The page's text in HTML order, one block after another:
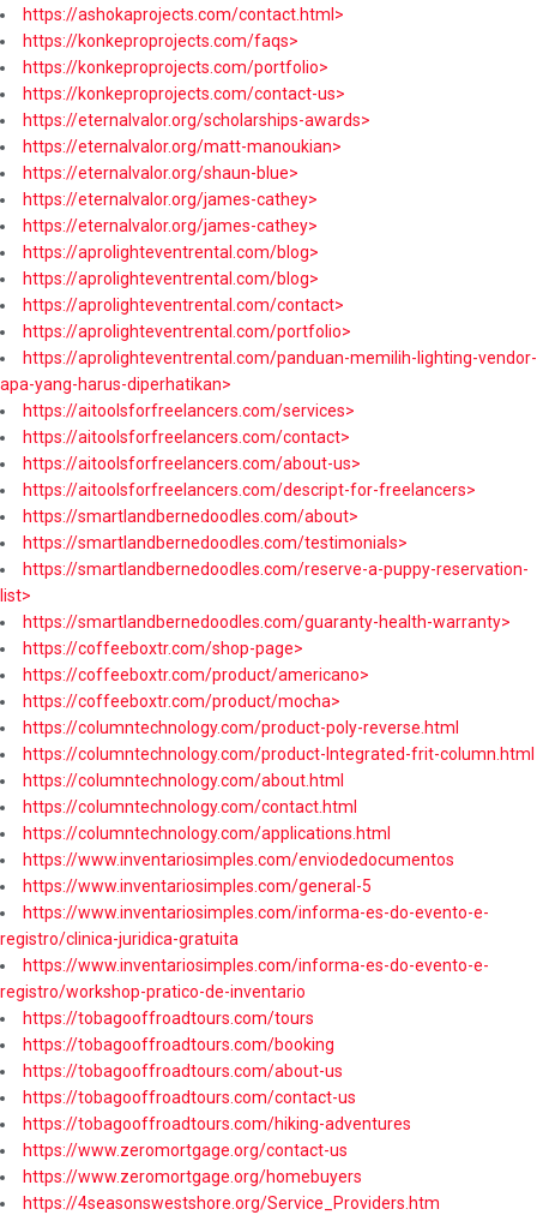
https://ashokaprojects.com/contact.html>
https://konkeproprojects.com/faqs>
https://konkeproprojects.com/portfolio>
https://konkeproprojects.com/contact-us>
https://eternalvalor.org/scholarships-awards>
https://eternalvalor.org/matt-manoukian>
https://eternalvalor.org/shaun-blue>
https://eternalvalor.org/james-cathey>
https://eternalvalor.org/james-cathey>
https://aprolighteventrental.com/blog>
https://aprolighteventrental.com/blog>
https://aprolighteventrental.com/contact>
https://aprolighteventrental.com/portfolio>
https://aprolighteventrental.com/panduan-memilih-lighting-vendor-
apa-yang-harus-diperhatikan>
https://aitoolsforfreelancers.com/services>
https://aitoolsforfreelancers.com/contact>
https://aitoolsforfreelancers.com/about-us>
https://aitoolsforfreelancers.com/descript-for-freelancers>
https://smartlandbernedoodles.com/about>
https://smartlandbernedoodles.com/testimonials>
https://smartlandbernedoodles.com/reserve-a-puppy-reservation-
list>
https://smartlandbernedoodles.com/guaranty-health-warranty>
https://coffeeboxtr.com/shop-page>
https://coffeeboxtr.com/product/americano>
https://coffeeboxtr.com/product/mocha>
https://columntechnology.com/product-poly-reverse.html
https://columntechnology.com/product-Integrated-frit-column.html
https://columntechnology.com/about.html
https://columntechnology.com/contact.html
https://columntechnology.com/applications.html
https://www.inventariosimples.com/enviodedocumentos
https://www.inventariosimples.com/general-5
https://www.inventariosimples.com/informa-es-do-evento-e-
registro/clinica-juridica-gratuita
https://www.inventariosimples.com/informa-es-do-evento-e-
registro/workshop-pratico-de-inventario
https://tobagooffroadtours.com/tours
https://tobagooffroadtours.com/booking
https://tobagooffroadtours.com/about-us
https://tobagooffroadtours.com/contact-us
https://tobagooffroadtours.com/hiking-adventures
https://www.zeromortgage.org/contact-us
https://www.zeromortgage.org/homebuyers
https://4seasonswestshore.org/Service_Providers.htm